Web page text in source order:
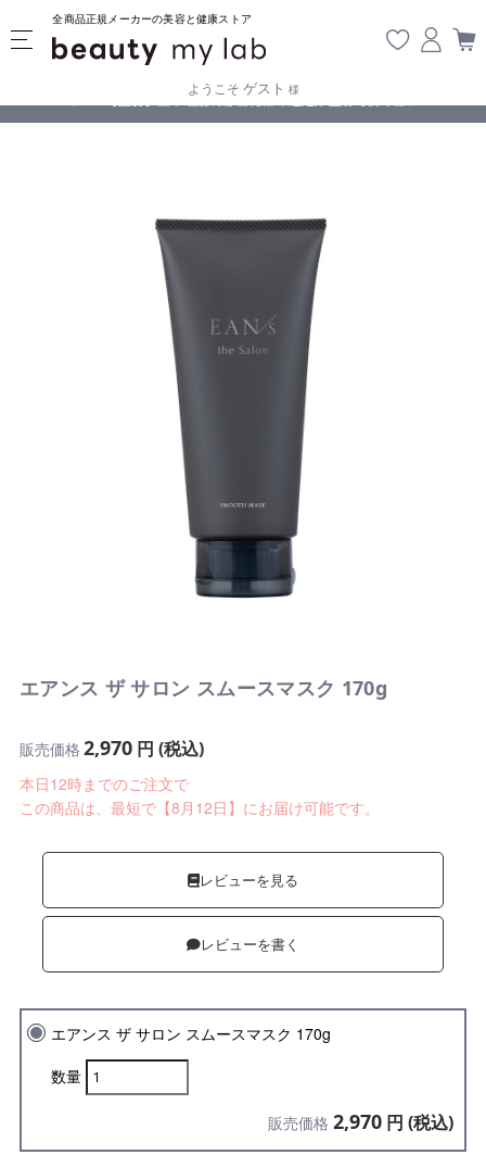
全商品正規メーカーの美容と健康ストア
ようこそ ゲスト 様
【重要】熊本地震の影響により遅延が生じております
エアンス ザ サロン スムースマスク 170g
販売価格 2,970円 (税込)
本日12時までのご注文で
この商品は、最短で【8月12日】にお届け可能です。
レビューを見る
レビューを書く
エアンス ザ サロン スムースマスク 170g
数量
販売価格 2,970 円 (税込)